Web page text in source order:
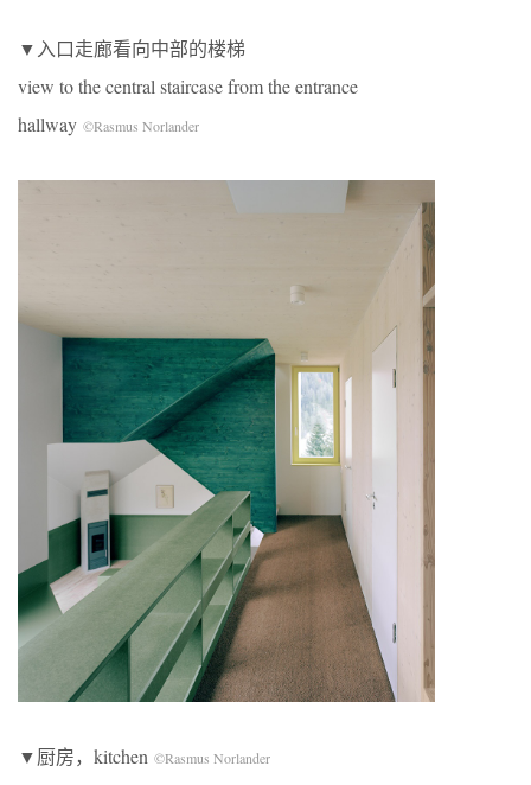
▼入口走廊看向中部的楼梯
view to the central staircase from the entrance
hallway ©Rasmus Norlander
▼厨房，kitchen ©Rasmus Norlander